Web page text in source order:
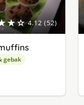
4.12 (52)
gebak